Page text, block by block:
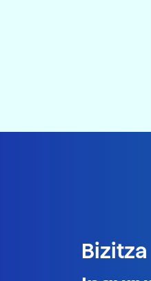
Bizitza